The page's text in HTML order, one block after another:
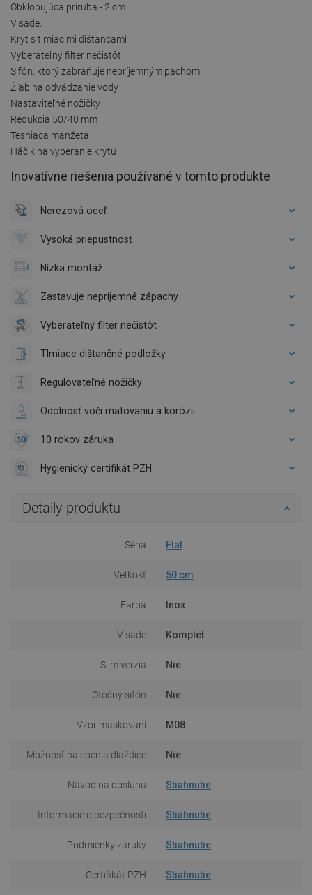
Obklopujúca príruba - 2 cm
V sade:
Kryt s tlmiacimi dištancami
Vyberateľný filter nečistôt
Sifón, ktorý zabraňuje nepríjemným pachom
Žľab na odvádzanie vody
Nastaviteľné nožičky
Redukcia 50/40 mm
Tesniaca manžeta
Háčik na vyberanie krytu
Inovatívne riešenia používané v tomto produkte
Nerezová oceľ
Vysoká priepustnosť
Nízka montáž
Zastavuje nepríjemné zápachy
Vyberateľný filter nečistôt
Tlmiace dištančné podložky
Regulovateľné nožičky
Odolnosť voči matovaniu a korózii
10 rokov záruka
Hygienický certifikát PZH
Detaily produktu
Séria Flat
Veľkosť 50 cm
Farba Inox
V sade Komplet
Slim verzia Nie
Otočný sifón Nie
Vzor maskovaní M08
Možnosť nalepenia dlaždice Nie
Návod na obsluhu Stiahnutie
Informácie o bezpečnosti Stiahnutie
Podmienky záruky Stiahnutie
Certifikát PZH Stiahnutie